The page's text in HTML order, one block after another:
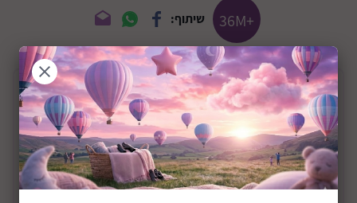
+36M שיתוף:
תיאור המוצר
עריסה מעץ לבובות דגם Mine to Love Doll
Cradle
עריסת משחק נדנדה מעץ לבן לבובות בגובה של עד 20